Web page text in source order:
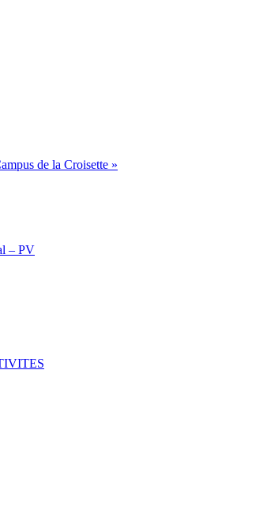
de la Croisette »
– PV